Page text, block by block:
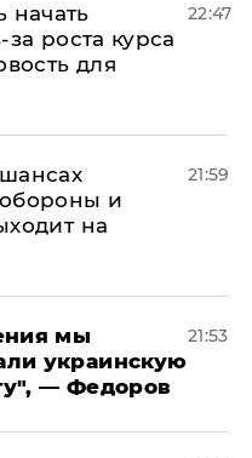
роста курса
для
22:47
и
на
21:59
мы
украинскую
— Федоров
21:53